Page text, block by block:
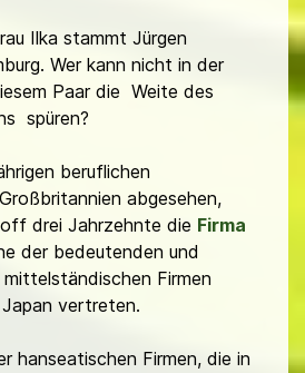
Ilka stammt Jürgen
Wer kann nicht in der
Paar die Weite des
spüren?
beruflichen
abgesehen,
drei Jahrzehnte die Firma
der bedeutenden und
Firmen
vertreten.
hanseatischen Firmen, die in